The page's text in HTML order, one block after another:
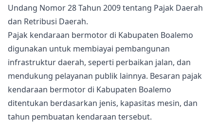
Undang Nomor 28 Tahun 2009 tentang Pajak Daerah
dan Retribusi Daerah.
Pajak kendaraan bermotor di Kabupaten Boalemo
digunakan untuk membiayai pembangunan
infrastruktur daerah, seperti perbaikan jalan, dan
mendukung pelayanan publik lainnya. Besaran pajak
kendaraan bermotor di Kabupaten Boalemo
ditentukan berdasarkan jenis, kapasitas mesin, dan
tahun pembuatan kendaraan tersebut.